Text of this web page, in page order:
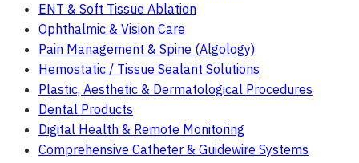
ENT & Soft Tissue Ablation
Ophthalmic & Vision Care
Pain Management & Spine (Algology)
Hemostatic / Tissue Sealant Solutions
Plastic, Aesthetic & Dermatological Procedures
Dental Products
Digital Health & Remote Monitoring
Comprehensive Catheter & Guidewire Systems